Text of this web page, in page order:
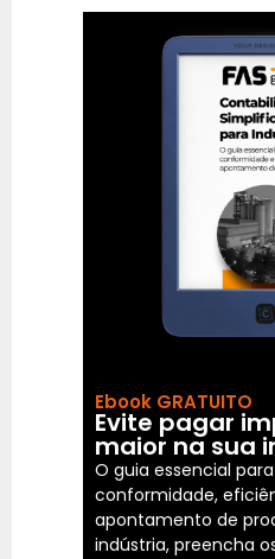
Ebook GRATUITO
Evite pagar
maior na sua
O guia essencial
conformidade,
apontamento de
indústria, preencha